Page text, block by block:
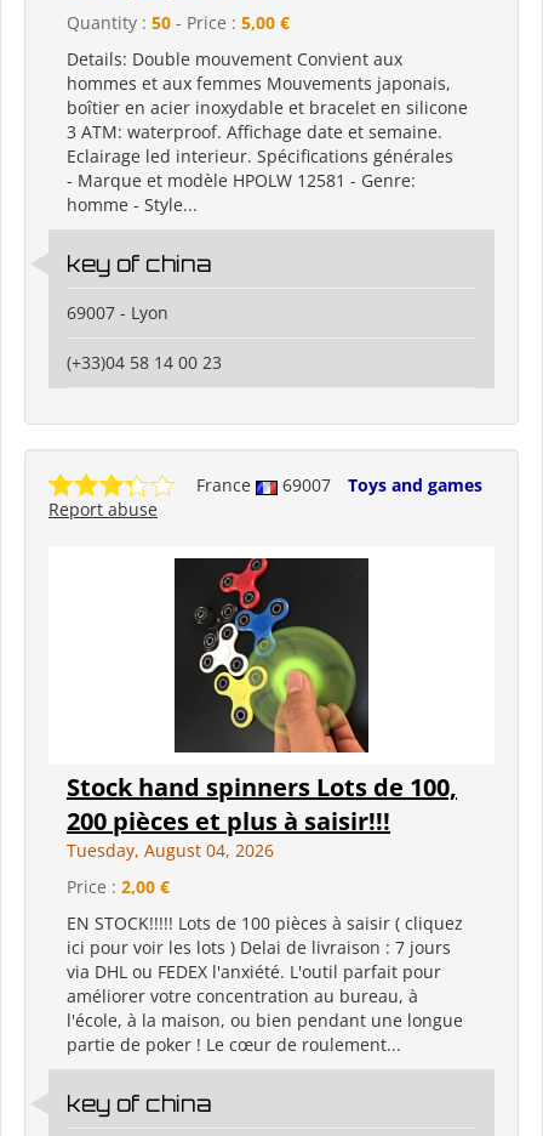
Quantity : 50 - Price : 5,00 €
Details: Double mouvement Convient aux
hommes et aux femmes Mouvements japonais,
boîtier en acier inoxydable et bracelet en silicone
3 ATM: waterproof. Affichage date et semaine.
Eclairage led interieur. Spécifications générales
- Marque et modèle HPOLW 12581 - Genre:
homme - Style...
key of china
69007 - Lyon
(+33)04 58 14 00 23
France 69007
Toys and games
Report abuse
Stock hand spinners Lots de 100,
200 pièces et plus à saisir!!!
Tuesday, August 04, 2026
Price : 2,00 €
EN STOCK!!!!! Lots de 100 pièces à saisir ( cliquez
ici pour voir les lots ) Delai de livraison : 7 jours
via DHL ou FEDEX l'anxiété. L'outil parfait pour
améliorer votre concentration au bureau, à
l'école, à la maison, ou bien pendant une longue
partie de poker ! Le cœur de roulement...
key of china